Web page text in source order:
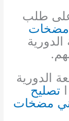
على طلب
مضخات
الدورية
تصليح
مضخات